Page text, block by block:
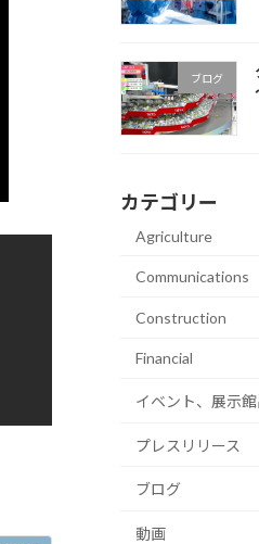
ブログ
カテゴリー
Agriculture
Communications
Construction
Financial
イベント、展示
プレスリリース
ブログ
動画